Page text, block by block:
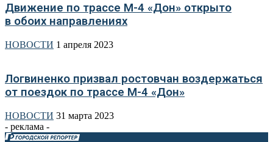
Движение по трассе М-4 «Дон» открыто
в обоих направлениях
НОВОСТИ 1 апреля 2023
Логвиненко призвал ростовчан воздержаться
от поездок по трассе М-4 «Дон»
НОВОСТИ 31 марта 2023
- реклама -